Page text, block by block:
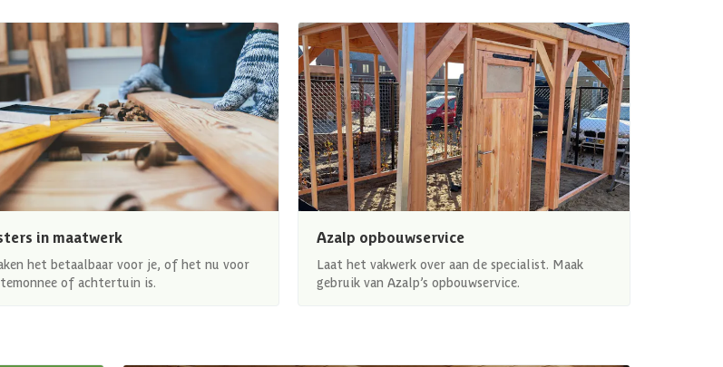
in maatwerk
het betaalbaar voor je, of het nu voor
of achtertuin is.
Azalp opbouwservice
Laat het vakwerk over aan de specialist. Maak
gebruik van Azalp’s opbouwservice.